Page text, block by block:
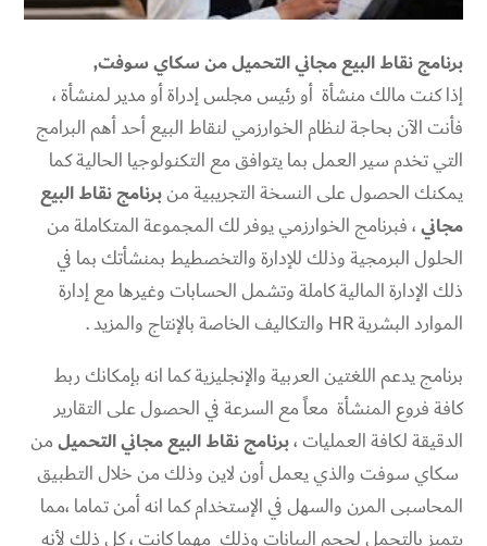
برنامج نقاط البيع مجاني التحميل من سكاي سوفت,
إذا كنت مالك منشأة أو رئيس مجلس إدراة أو مدير لمنشأة ،
فأنت الآن بحاجة لنظام الخوارزمي لنقاط البيع أحد أهم البرامج
التي تخدم سير العمل بما يتوافق مع التكنولوجيا الحالية كما
يمكنك الحصول على النسخة التجريبية منبرنامج نقاط البيع
مجاني، فبرنامج الخوارزمي يوفر لك المجموعة المتكاملة من
الحلول البرمجية وذلك للإدارة والتخصطيط بمنشأتك بما في
ذلك الإدارة المالية كاملة وتشمل الحسابات وغيرها مع إدارة
الموارد البشرية HR والتكاليف الخاصة بالإنتاج والمزيد .
برنامج يدعم اللغتين العربية والإنجليزية كما انه بإمكانك ربط
كافة فروع المنشأة معاً مع السرعة في الحصول على التقارير
الدقيقة لكافة العمليات ،برنامج نقاط البيع مجاني التحميلمن
سكاي سوفت والذي يعمل أون لاين وذلك من خلال التطبيق
المحاسبى المرن والسهل في الإستخدام كما انه أمن تماما ،مما
يتميز بالتحمل لحجم البيانات وذلك مهما كانت ، كل ذلك لأنه